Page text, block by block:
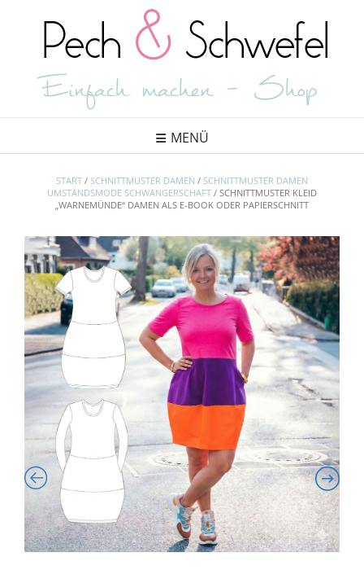
content
MENÜ
START / SCHNITTMUSTER DAMEN / SCHNITTMUSTER DAMEN
UMSTANDSMODE SCHWANGERSCHAFT / SCHNITTMUSTER KLEID
„WARNEMÜNDE“ DAMEN ALS E-BOOK ODER PAPIERSCHNITT